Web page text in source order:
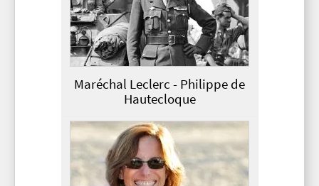
Maréchal Leclerc - Philippe de
Hautecloque